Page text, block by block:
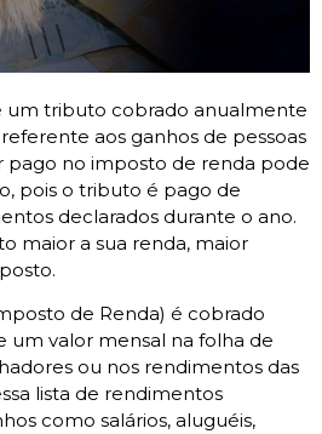
um tributo cobrado anualmente
aos ganhos de pessoas
pago no imposto de renda pode
pois o tributo é pago de
declarados durante o ano.
maior a sua renda, maior
de Renda) é cobrado
um valor mensal na folha de
ou nos rendimentos das
lista de rendimentos
como salários, aluguéis,